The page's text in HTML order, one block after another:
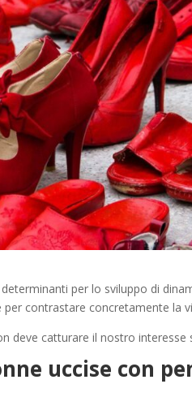
per lo sviluppo di
contrastare concretamente la
deve catturare il nostro interesse
uccise con